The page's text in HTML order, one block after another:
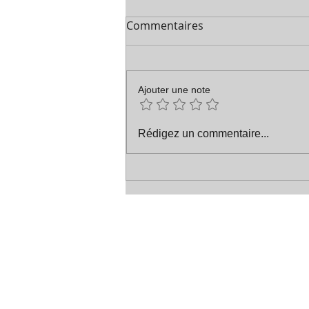
Commentaires
Ajouter une note
Rédigez un commentaire...